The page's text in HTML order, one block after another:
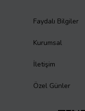
Faydalı Bilgiler
Kurumsal
İletişim
Özel Günler